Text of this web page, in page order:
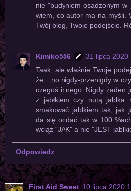
nie "budyniem osadzonym w
wiem, co autor ma na myśli.
Twój blog, Twoje podejście.
Kimiko556
31 lipca 2020
Taak, ale właśnie Twoje
że... no nigdy-przenigdy w
czegoś innego. Nigdy żaden
z jabłkiem czy nutą
smakować jabłkiem tak, jak
da się oddać tak w 100
wciąż "JAK" a nie "JEST
Odpowiedz
First Aid Sweet 10 lipca 2020